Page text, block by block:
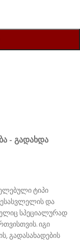
- ᲒᲐᲓᲐᲮᲓᲐ
ტიპი
და
სპეციალურად
იგი
გადასახადების